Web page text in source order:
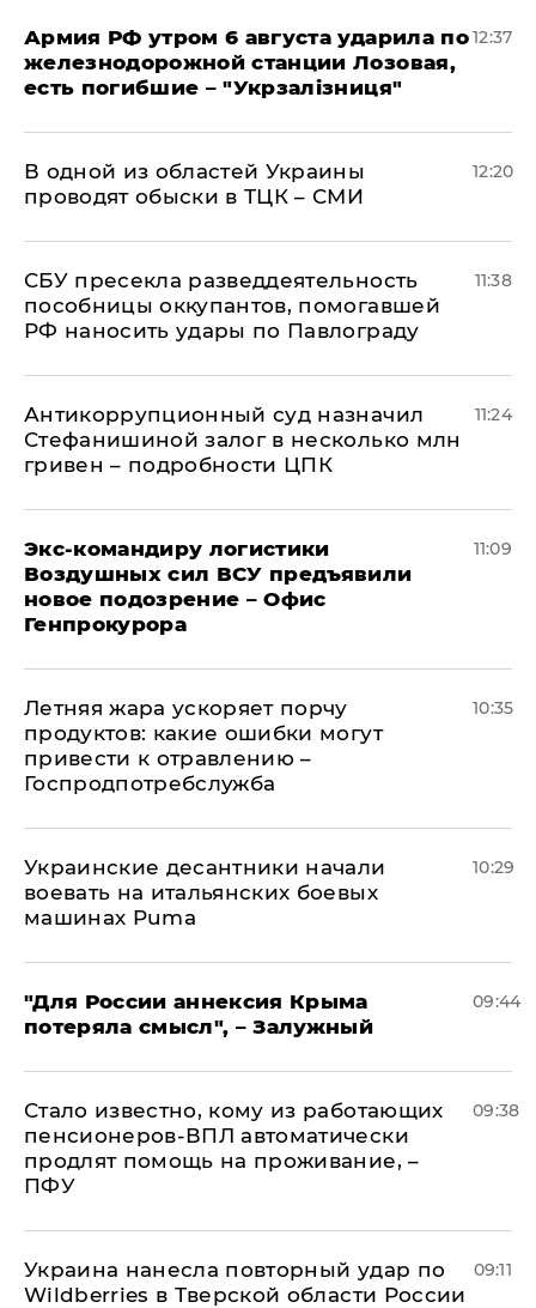
Армия РФ утром 6 августа ударила по
железнодорожной станции Лозовая,
есть погибшие – "Укрзалізниця"
12:37
В одной из областей Украины
проводят обыски в ТЦК – СМИ
12:20
СБУ пресекла разведдеятельность
пособницы оккупантов, помогавшей
РФ наносить удары по Павлограду
11:38
Антикоррупционный суд назначил
Стефанишиной залог в несколько млн
гривен – подробности ЦПК
11:24
Экс-командиру логистики
Воздушных сил ВСУ предъявили
новое подозрение – Офис
Генпрокурора
11:09
Летняя жара ускоряет порчу
продуктов: какие ошибки могут
привести к отравлению –
Госпродпотребслужба
10:35
Украинские десантники начали
воевать на итальянских боевых
машинах Puma
10:29
"Для России аннексия Крыма
потеряла смысл", – Залужный
09:44
Стало известно, кому из работающих
пенсионеров-ВПЛ автоматически
продлят помощь на проживание, –
ПФУ
09:38
Украина нанесла повторный удар по
Wildberries в Тверской области России
09:11